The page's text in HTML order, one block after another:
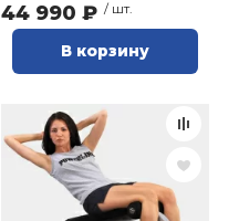
44 990 ₽ / шт.
В корзину